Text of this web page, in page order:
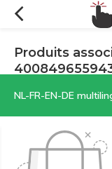
NL-FR-EN-DE multilingual
Produits
Filtres